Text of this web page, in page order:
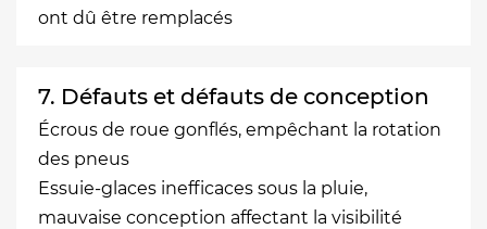
ont dû être remplacés
7. Défauts et défauts de conception
Écrous de roue gonflés, empêchant la rotation
des pneus
Essuie-glaces inefficaces sous la pluie,
mauvaise conception affectant la visibilité